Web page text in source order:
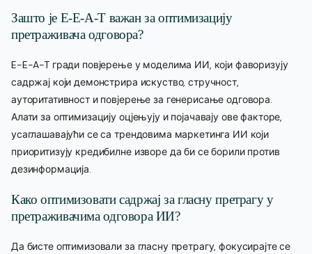
Зашто је E-E-A-T важан за оптимизацију
претраживача одговора?
E-E-A-T гради повјерење у моделима ИИ, који фаворизују
садржај који демонстрира искуство, стручност,
ауторитативност и повјерење за генерисање одговора.
Алати за оптимизацију оцјењују и појачавају ове факторе,
усаглашавајући се са трендовима маркетинга ИИ који
приоритизују кредибилне изворе да би се борили против
дезинформација.
Како оптимизовати садржај за гласну претрагу у
претраживачима одговора ИИ?
Да бисте оптимизовали за гласну претрагу, фокусирајте се